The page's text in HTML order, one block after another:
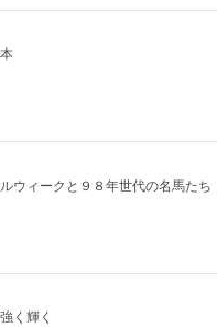
ウィークと９８年世代の名馬たち
く輝く